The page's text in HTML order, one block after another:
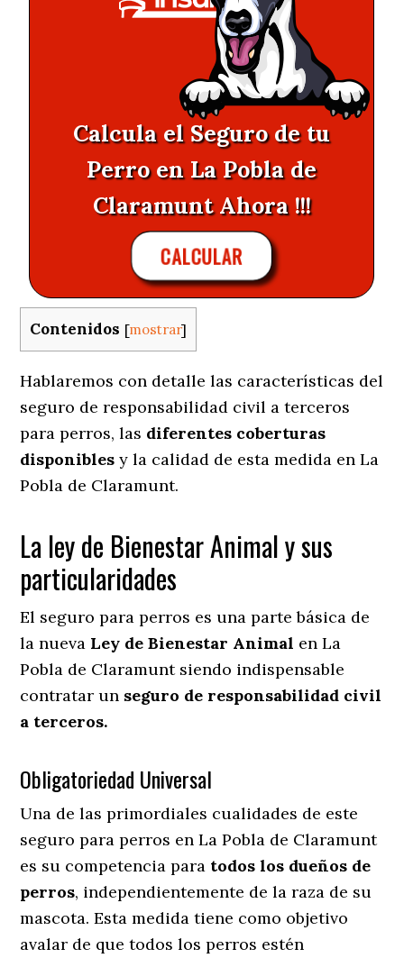
Calcula el Seguro de tu
Perro en La Pobla de
Claramunt Ahora !!!
CALCULAR
Contenidos [mostrar]
Hablaremos con detalle las características del
seguro de responsabilidad civil a terceros
para perros, las diferentes coberturas
disponibles y la calidad de esta medida en La
Pobla de Claramunt.
La ley de Bienestar Animal y sus
particularidades
El seguro para perros es una parte básica de
la nueva Ley de Bienestar Animal en La
Pobla de Claramunt siendo indispensable
contratar un seguro de responsabilidad civil
a terceros.
Obligatoriedad Universal
Una de las primordiales cualidades de este
seguro para perros en La Pobla de Claramunt
es su competencia para todos los dueños de
perros, independientemente de la raza de su
mascota. Esta medida tiene como objetivo
avalar de que todos los perros estén